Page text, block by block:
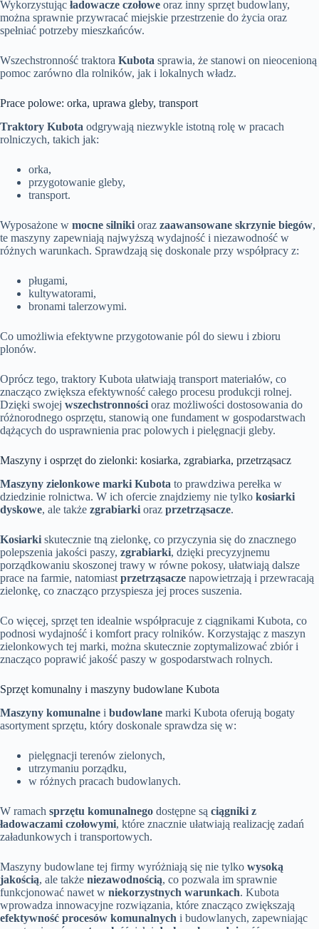
Wykorzystując ładowacze czołowe oraz inny sprzęt budowlany,
można sprawnie przywracać miejskie przestrzenie do życia oraz
spełniać potrzeby mieszkańców.
Wszechstronność traktora Kubota sprawia, że stanowi on nieocenioną
pomoc zarówno dla rolników, jak i lokalnych władz.
Prace polowe: orka, uprawa gleby, transport
Traktory Kubota odgrywają niezwykle istotną rolę w pracach
rolniczych, takich jak:
orka,
przygotowanie gleby,
transport.
Wyposażone w mocne silniki oraz zaawansowane skrzynie biegów,
te maszyny zapewniają najwyższą wydajność i niezawodność w
różnych warunkach. Sprawdzają się doskonale przy współpracy z:
pługami,
kultywatorami,
bronami talerzowymi.
Co umożliwia efektywne przygotowanie pól do siewu i zbioru
plonów.
Oprócz tego, traktory Kubota ułatwiają transport materiałów, co
znacząco zwiększa efektywność całego procesu produkcji rolnej.
Dzięki swojej wszechstronności oraz możliwości dostosowania do
różnorodnego osprzętu, stanowią one fundament w gospodarstwach
dążących do usprawnienia prac polowych i pielęgnacji gleby.
Maszyny i osprzęt do zielonki: kosiarka, zgrabiarka, przetrząsacz
Maszyny zielonkowe marki Kubota to prawdziwa perełka w
dziedzinie rolnictwa. W ich ofercie znajdziemy nie tylko kosiarki
dyskowe, ale także zgrabiarki oraz przetrząsacze.
Kosiarki skutecznie tną zielonkę, co przyczynia się do znacznego
polepszenia jakości paszy, zgrabiarki, dzięki precyzyjnemu
porządkowaniu skoszonej trawy w równe pokosy, ułatwiają dalsze
prace na farmie, natomiast przetrząsacze napowietrzają i przewracają
zielonkę, co znacząco przyspiesza jej proces suszenia.
Co więcej, sprzęt ten idealnie współpracuje z ciągnikami Kubota, co
podnosi wydajność i komfort pracy rolników. Korzystając z maszyn
zielonkowych tej marki, można skutecznie zoptymalizować zbiór i
znacząco poprawić jakość paszy w gospodarstwach rolnych.
Sprzęt komunalny i maszyny budowlane Kubota
Maszyny komunalne i budowlane marki Kubota oferują bogaty
asortyment sprzętu, który doskonale sprawdza się w:
pielęgnacji terenów zielonych,
utrzymaniu porządku,
w różnych pracach budowlanych.
W ramach sprzętu komunalnego dostępne są ciągniki z
ładowaczami czołowymi, które znacznie ułatwiają realizację zadań
załadunkowych i transportowych.
Maszyny budowlane tej firmy wyróżniają się nie tylko wysoką
jakością, ale także niezawodnością, co pozwala im sprawnie
funkcjonować nawet w niekorzystnych warunkach. Kubota
wprowadza innowacyjne rozwiązania, które znacząco zwiększają
efektywność procesów komunalnych i budowlanych, zapewniając